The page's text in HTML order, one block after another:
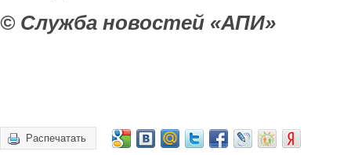
© Служба новостей «АПИ»
Распечатать